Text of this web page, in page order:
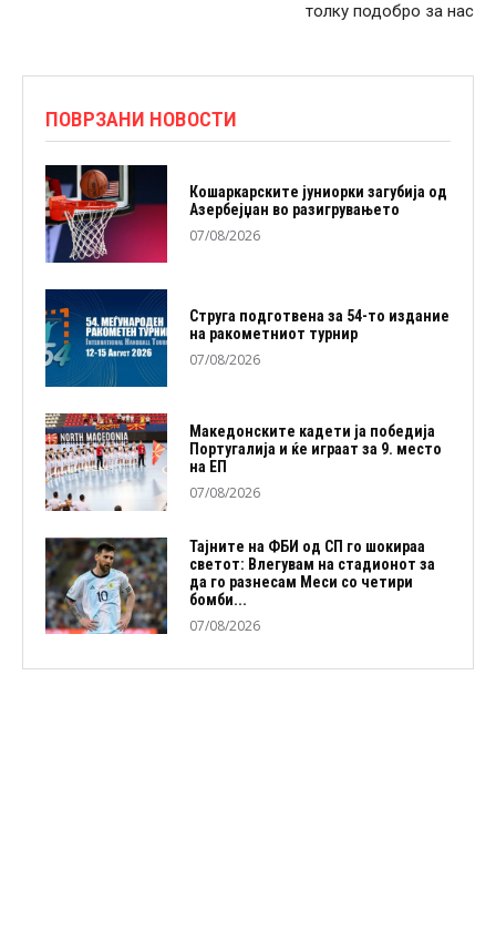
толку подобро за нас
ПОВРЗАНИ НОВОСТИ
Кошаркарските јуниорки загубија од
Азербејџан во разигрувањето
07/08/2026
Струга подготвена за 54-то издание
на ракометниот турнир
07/08/2026
Македонските кадети ја победија
Португалија и ќе играат за 9. место
на ЕП
07/08/2026
Тајните на ФБИ од СП го шокираа
светот: Влегувам на стадионот за
да го разнесам Меси со четири
бомби...
07/08/2026